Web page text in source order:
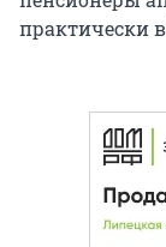
практически